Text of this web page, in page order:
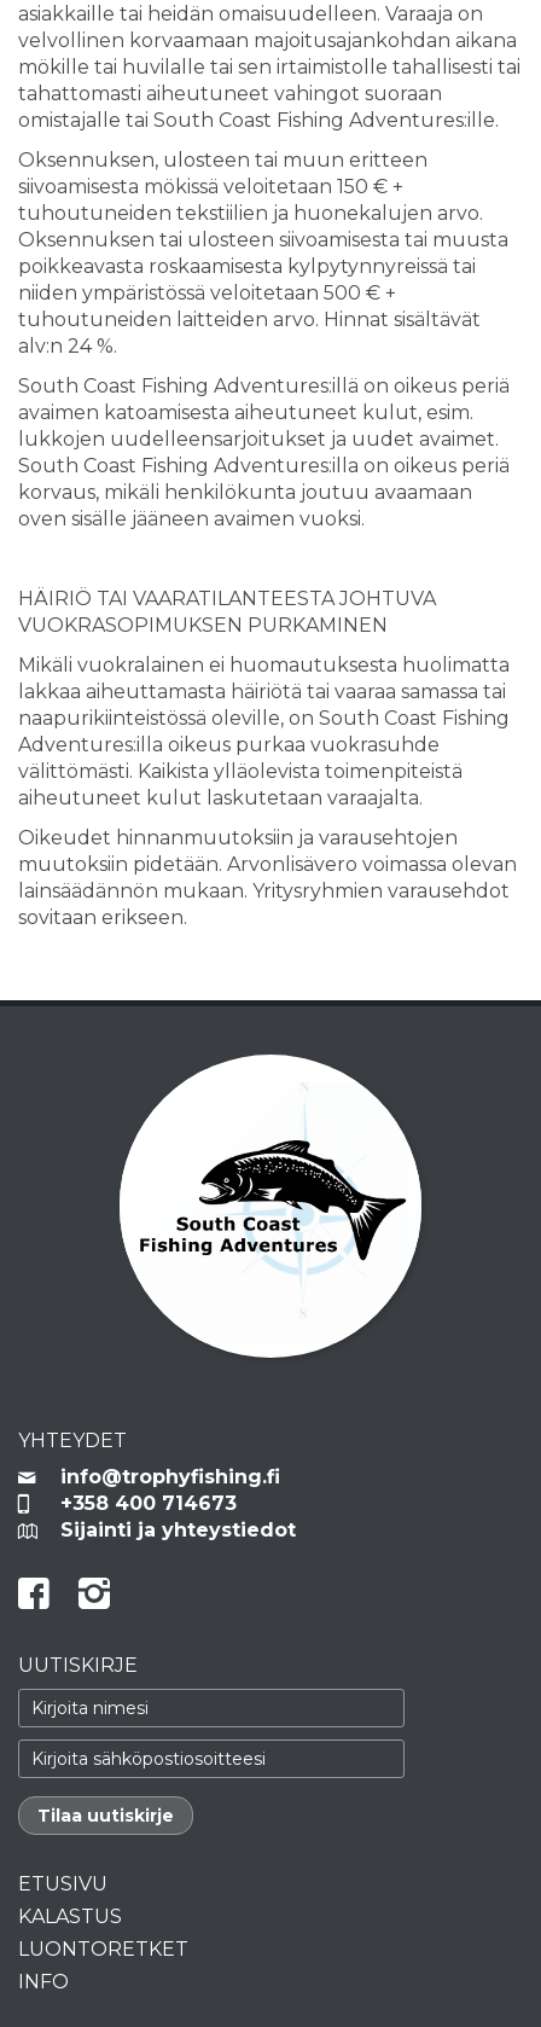
asiakkaille tai heidän omaisuudelleen. Varaaja on
velvollinen korvaamaan majoitusajankohdan aikana
mökille tai huvilalle tai sen irtaimistolle tahallisesti tai
tahattomasti aiheutuneet vahingot suoraan
omistajalle tai South Coast Fishing Adventures:ille.
Oksennuksen, ulosteen tai muun eritteen
siivoamisesta mökissä veloitetaan 150 € +
tuhoutuneiden tekstiilien ja huonekalujen arvo.
Oksennuksen tai ulosteen siivoamisesta tai muusta
poikkeavasta roskaamisesta kylpytynnyreissä tai
niiden ympäristössä veloitetaan 500 € +
tuhoutuneiden laitteiden arvo. Hinnat sisältävät
alv:n 24 %.
South Coast Fishing Adventures:illä on oikeus periä
avaimen katoamisesta aiheutuneet kulut, esim.
lukkojen uudelleensarjoitukset ja uudet avaimet.
South Coast Fishing Adventures:illa on oikeus periä
korvaus, mikäli henkilökunta joutuu avaamaan
oven sisälle jääneen avaimen vuoksi.
HÄIRIÖ TAI VAARATILANTEESTA JOHTUVA
VUOKRASOPIMUKSEN PURKAMINEN
Mikäli vuokralainen ei huomautuksesta huolimatta
lakkaa aiheuttamasta häiriötä tai vaaraa samassa tai
naapurikiinteistössä oleville, on South Coast Fishing
Adventures:illa oikeus purkaa vuokrasuhde
välittömästi. Kaikista ylläolevista toimenpiteistä
aiheutuneet kulut laskutetaan varaajalta.
Oikeudet hinnanmuutoksiin ja varausehtojen
muutoksiin pidetään. Arvonlisävero voimassa olevan
lainsäädännön mukaan. Yritysryhmien varausehdot
sovitaan erikseen.
YHTEYDET
info@trophyfishing.fi
+358 400 714673
Sijainti ja yhteystiedot
UUTISKIRJE
ETUSIVU
KALASTUS
LUONTORETKET
INFO